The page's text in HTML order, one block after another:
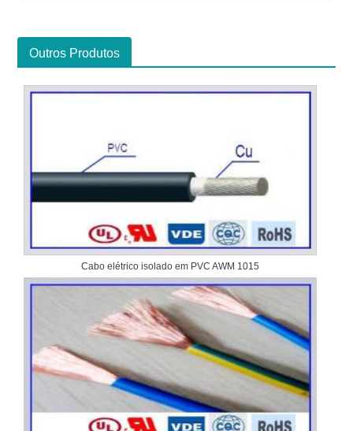
Outros Produtos
Cabo elétrico isolado em PVC AWM 1015